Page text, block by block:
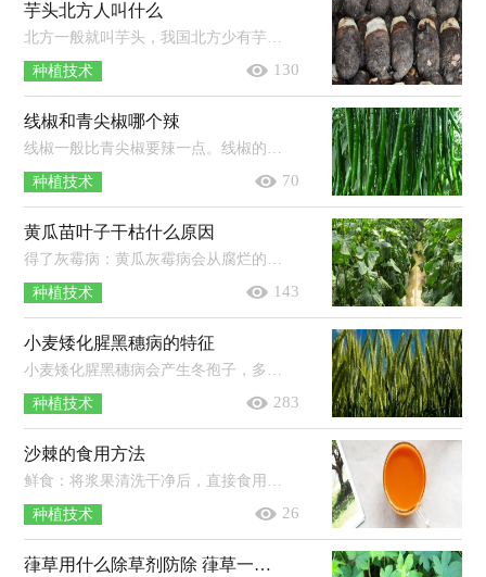
芋头北方人叫什么
北方一般就叫芋头，我国北方少有芋头种植，芋头和它的名字一起从南方传入北方。我国的芋头资源较为丰富，主要分布在珠江、长江及淮河流...
种植技术 130
线椒和青尖椒哪个辣
种植技术 70
黄瓜苗叶子干枯什么原因
种植技术 143
小麦矮化腥黑穗病的特征
种植技术 283
沙棘的食用方法
种植技术 26
葎草用什么除草剂防除 葎草一般长在哪里